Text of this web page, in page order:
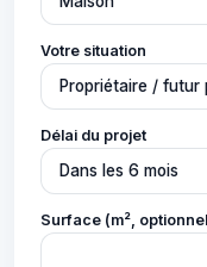
Votre situation
Délai du projet
Surface (m²,